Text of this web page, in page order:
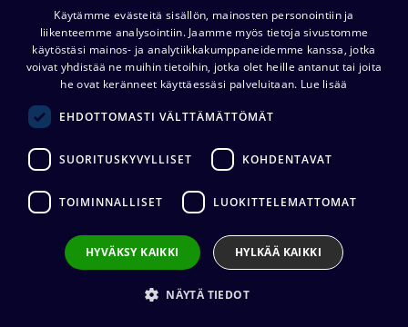
Kaiser Schukopistoke
murtosuojalla, vaalea
1,85
Lisää ostoskoriin
FINNISH
ENGLISH
Käytämme evästeitä sisällön, mainosten personointiin ja
liikenteemme analysointiin. Jaamme myös tietoja sivustomme
käytöstäsi mainos- ja analytiikkakumppaneidemme kanssa, jotka
voivat yhdistää ne muihin tietoihin, jotka olet heille antanut tai joita
he ovat keränneet käyttäessäsi palveluitaan. Lue lisää
EHDOTTOMASTI VÄLTTÄMÄTTÖMÄT
SUORITUSKYVYLLISET KOHDENTAVAT
TOIMINNALLISET LUOKITTELEMATTOMAT
HYVÄKSY KAIKKI HYLKÄÄ KAIKKI
NÄYTÄ TIEDOT